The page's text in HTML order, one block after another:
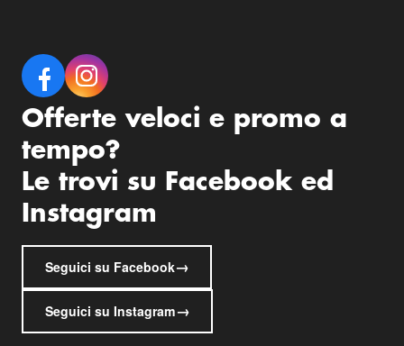
Offerte veloci e promo a
tempo?
Le trovi su Facebook ed
Instagram
Seguici su Facebook→
Seguici su Instagram→